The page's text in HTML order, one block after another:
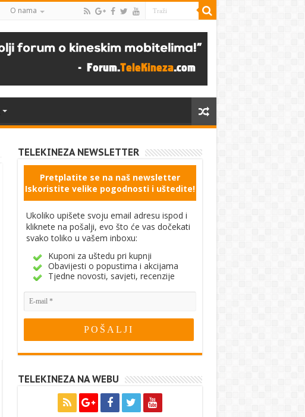
O nama
TELEKINEZA NEWSLETTER
Pretplatite se na naš newsletter
Iskoristite velike pogodnosti i uštedite!
Ukoliko upišete svoju email adresu ispod i
kliknete na pošalji, evo što će vas dočekati
svako toliko u vašem inboxu:
Kuponi za uštedu pri kupnji
Obavijesti o popustima i akcijama
Tjedne novosti, savjeti, recenzije
TELEKINEZA NA WEBU